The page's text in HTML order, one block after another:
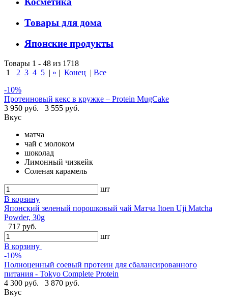
Товары для дома
Японские продукты
Товары 1 - 48 из 1718
1
2 3 4 5 | » | Конец | Все
-10%
Протеиновый кекс в кружке – Protein MugCake
3 950 руб.
3 555 руб.
Вкус
матча
чай с молоком
шоколад
Лимонный чизкейк
Соленая карамель
шт
В корзину
Японский зеленый порошковый чай Матча Itoen Uji Matcha
Powder, 30g
717 руб.
шт
В корзину
-10%
Полноценный соевый протеин для сбалансированного
питания - Tokyo Complete Protein
4 300 руб.
3 870 руб.
Вкус